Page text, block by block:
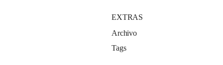
EXTRAS
Archivo
Tags